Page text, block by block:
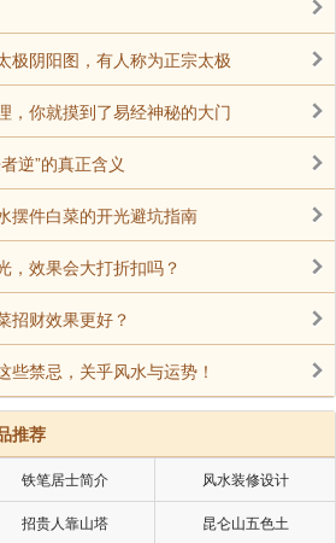
极阴阳图，有人称为正宗太极
，你就摸到了易经神秘的大门
逆”的真正含义
摆件白菜的开光避坑指南
，效果会大打折扣吗？
招财效果更好？
些禁忌，关乎风水与运势！
推荐
铁笔居士简介 风水装修设计
招贵人靠山塔 昆仑山五色土